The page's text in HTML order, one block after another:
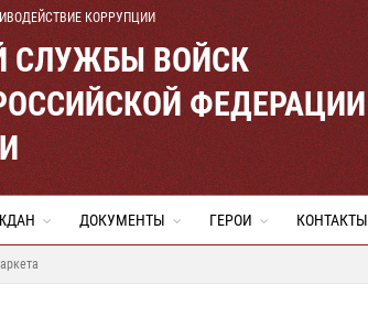
КОРРУПЦИИ
СЛУЖБЫ ВОЙСК
ФЕДЕРАЦИИ
ДОКУМЕНТЫ ГЕРОИ КОНТАКТЫ